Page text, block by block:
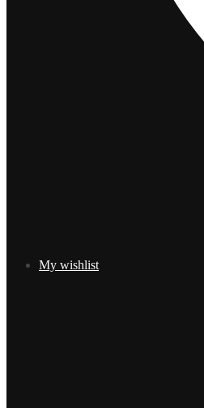
My wishlist